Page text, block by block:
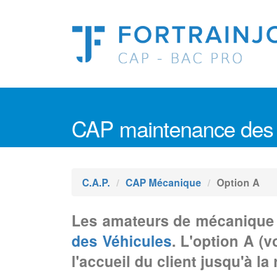
CAP maintenance
C.A.P. CAP Mécanique Option A
Les amateurs de
des Véhicules. L'option A
l'accueil du client jusqu'à la